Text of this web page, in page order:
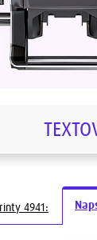
4941: